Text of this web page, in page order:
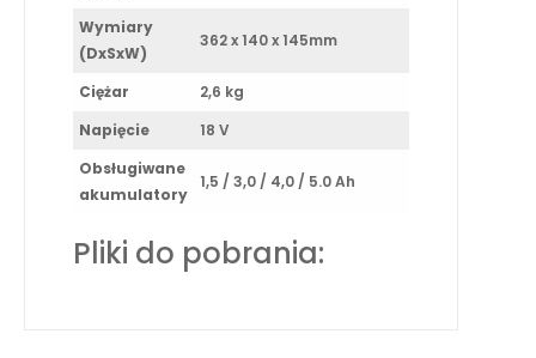
Wymiary
(DxSxW)
362 x 140 x 145mm
Ciężar
2,6 kg
Napięcie
18 V
Obsługiwane
akumulatory
1,5 / 3,0 / 4,0 / 5.0 Ah
Pliki do pobrania: